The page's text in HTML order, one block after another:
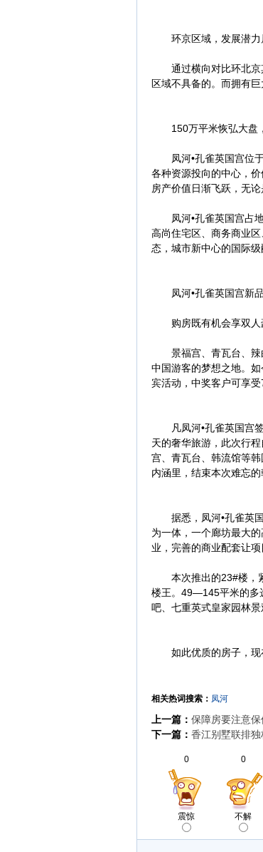
环京区域，发展潜力
通过横向对比环北京
区域不具备的。而拥有
150万平米恢弘大盘
凤河•孔雀英国宫位于
各种资源投向的中心，
房产价值日渐飞跃，无
凤河•孔雀英国宫占地
高尚住宅区、商务商业
态，城市新中心的国际
凤河•孔雀英国宫新品
购房既有机会享双人
景福宫、青瓦台、辣
中国游客的梦想之地。
宾活动，中奖客户可享受
凡凤河•孔雀英国宫签
天的奢华旅游，此次行
宫、青瓦台、韩流馆等
内涵里，结束本次难忘的
据悉，凤河•孔雀英国
为一体，一个廊坊最大
业，完善的商业配套让
本次推出的23#楼，紧
楼王。49—145平米的多
吧、七重英式皇家园林景
如此优质的房子，现在
相关热词搜索： 凤河
上一篇： 保障房要注意保
下一篇： 香江别墅联排
0
震惊
0
不解